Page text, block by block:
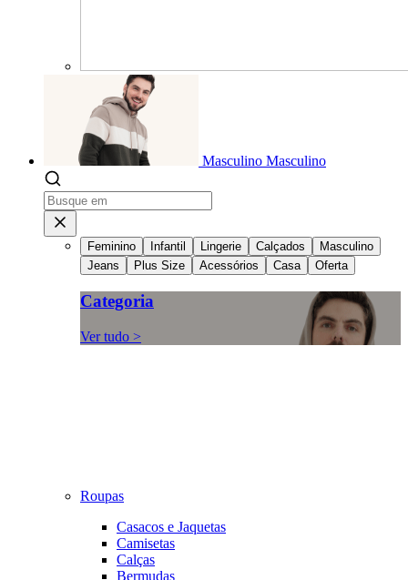
Masculino Masculino
Feminino Infantil Lingerie Calçados
Masculino
Jeans
Plus Size Acessórios Casa Oferta
Categoria
Ver tudo >
Roupas
Casacos e Jaquetas
Camisetas
Calças
Bermudas